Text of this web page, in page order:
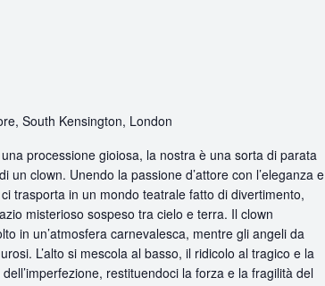
South Kensington, London
processione gioiosa, la nostra è una sorta di parata
un clown. Unendo la passione d’attore con l’eleganza e
trasporta in un mondo teatrale fatto di divertimento,
misterioso sospeso tra cielo e terra. Il clown
in un’atmosfera carnevalesca, mentre gli angeli da
L’alto si mescola al basso, il ridicolo al tragico e la
restituendoci la forza e la fragilità del